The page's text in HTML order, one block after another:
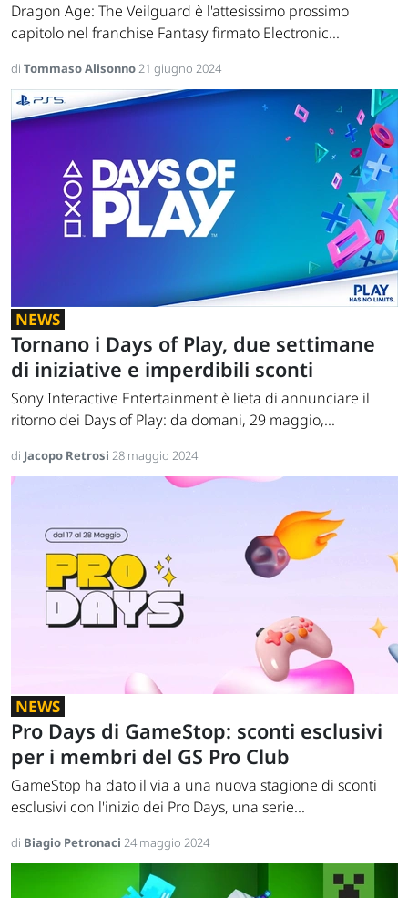
Dragon Age: The Veilguard è l'attesissimo prossimo
capitolo nel franchise Fantasy firmato Electronic...
di Tommaso Alisonno21 giugno 2024
NEWS
Tornano i Days of Play, due settimane
di iniziative e imperdibili sconti
Sony Interactive Entertainment è lieta di annunciare il
ritorno dei Days of Play: da domani, 29 maggio,...
di Jacopo Retrosi 28 maggio 2024
NEWS
Pro Days di GameStop: sconti esclusivi
per i membri del GS Pro Club
GameStop ha dato il via a una nuova stagione di sconti
esclusivi con l'inizio dei Pro Days, una serie...
di Biagio Petronaci 24 maggio 2024